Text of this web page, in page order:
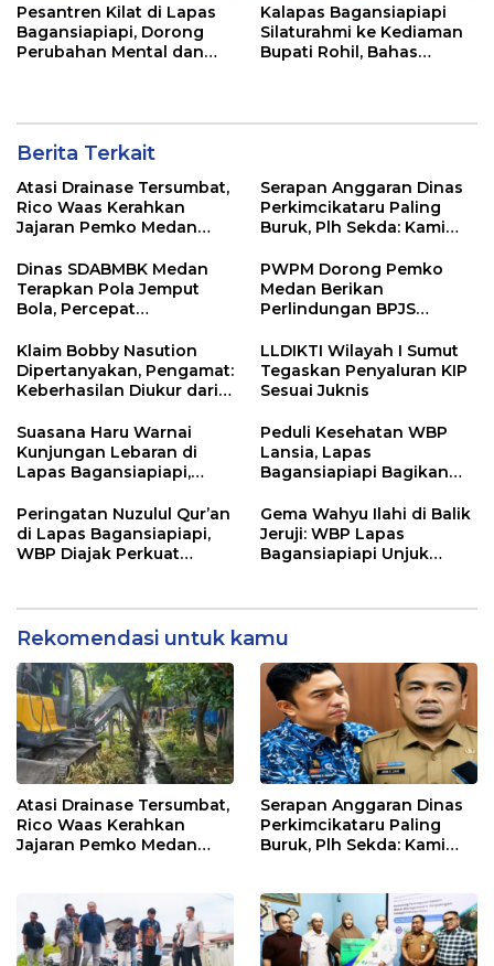
Pesantren Kilat di Lapas
Bagansiapiapi, Dorong
Perubahan Mental dan
Kalapas Bagansiapiapi
Silaturahmi ke Kediaman
Bupati Rohil, Bahas
Berita Terkait
Atasi Drainase Tersumbat,
Rico Waas Kerahkan
Jajaran Pemko Medan
Taduan
Serapan Anggaran Dinas
Perkimcikataru Paling
Buruk, Plh Sekda: Kami
Dinas SDABMBK Medan
Terapkan Pola Jemput
Bola, Percepat
hingga Tingkat
Kecamatan
PWPM Dorong Pemko
Medan Berikan
Perlindungan BPJS
16.000 Pemulung
Klaim Bobby Nasution
Dipertanyakan, Pengamat:
Keberhasilan Diukur dari
Memulai
LLDIKTI Wilayah I Sumut
Tegaskan Penyaluran KIP
Sesuai Juknis
Suasana Haru Warnai
Kunjungan Lebaran di
Lapas Bagansiapiapi,
Moral Keluarga
Peduli Kesehatan WBP
Lansia, Lapas
Bagansiapiapi Bagikan
Posyandu
Peringatan Nuzulul Qur’an
di Lapas Bagansiapiapi,
WBP Diajak Perkuat
Gema Wahyu Ilahi di Balik
Jeruji: WBP Lapas
Bagansiapiapi Unjuk
Rekomendasi untuk kamu
Atasi Drainase Tersumbat,
Rico Waas Kerahkan
Jajaran Pemko Medan
Serapan Anggaran Dinas
Perkimcikataru Paling
Buruk, Plh Sekda: Kami